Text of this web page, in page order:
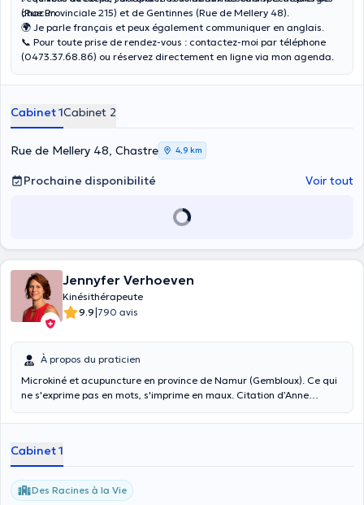
chacun.
(Rue Provinciale 215) et de Gentinnes (Rue de Mellery 48).
🌍 Je parle français et peux également communiquer en anglais.
📞 Pour toute prise de rendez-vous : contactez-moi par téléphone
(0473.37.68.86) ou réservez directement en ligne via mon agenda.
Cabinet 1Cabinet 2
Rue de Mellery 48, Chastre 4,9 km
Prochaine disponibilité Voir tout
Jennyfer Verhoeven
Kinésithérapeute
9.9|790 avis
À propos du praticien
Microkiné et acupuncture en province de Namur (Gembloux). Ce qui
ne s'exprime pas en mots, s'imprime en maux. Citation d’Anne
permet de vivre, de communiquer, de ressentir... Comme un disque
“mémoire cellulaire”, et notre outil de travail en microkinésithérapie.
Nous pouvons accumuler des informations, jusqu’à un certain point.
Mais, comme tout être vivant, nous avons tout en nous pour nous
“auto-réguler”. Des racines... à la vie !
Cabinet 1
Des Racines à la Vie